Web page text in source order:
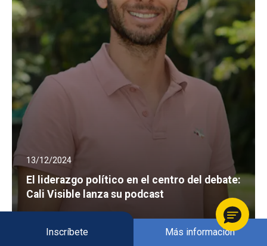
Inscríbete Más información
13/12/2024
El liderazgo político en el centro del debate:
Cali Visible lanza su podcast